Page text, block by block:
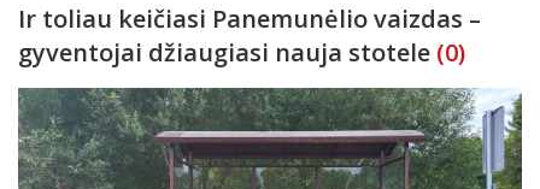
Ir toliau keičiasi Panemunėlio vaizdas –
gyventojai džiaugiasi nauja stotele (0)